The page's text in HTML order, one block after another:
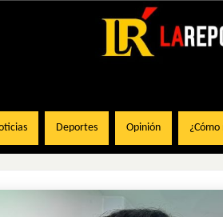
Deportes Opinión